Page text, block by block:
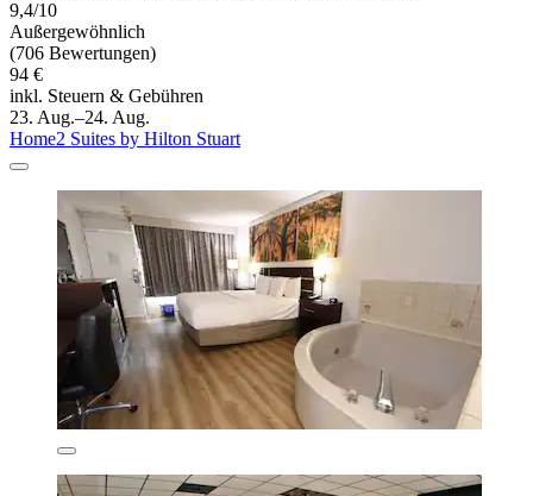
9,4/10
Außergewöhnlich
(706 Bewertungen)
94 €
inkl. Steuern & Gebühren
23. Aug.–24. Aug.
Home2 Suites by Hilton Stuart